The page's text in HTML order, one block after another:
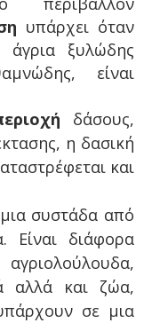
υπάρχει όταν
ξυλώδης
είναι
δάσους,
η δασική
και
συστάδα από
Είναι διάφορα
αλλά και ζώα,
σε μια